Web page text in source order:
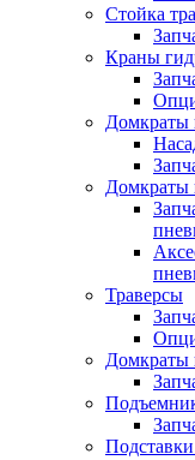
Стойка
Краны
Домкраты
Домкраты
Траверсы
Домкраты